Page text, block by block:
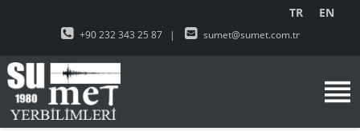
+90 232 343 25 87| sumet@sumet.com.tr
TR EN